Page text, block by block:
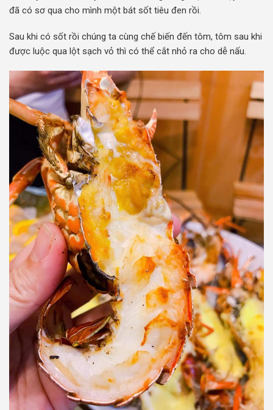
đã có sơ qua cho mình một bát sốt tiêu đen rồi.
Sau khi có sốt rồi chúng ta cùng chế biến đến tôm, tôm sau khi
được luộc qua lột sạch vỏ thì có thể cắt nhỏ ra cho dễ nấu.